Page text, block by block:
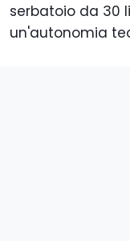
serbatoio da 30
un'autonomia